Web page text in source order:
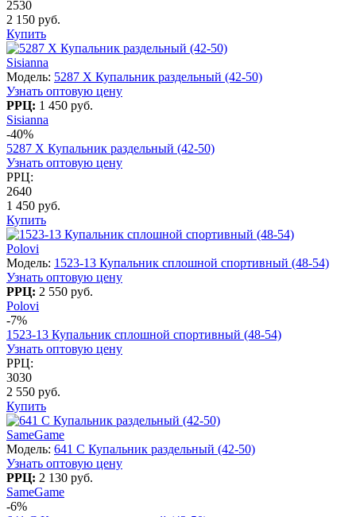
2530
2 150 руб.
Купить
Sisianna
Модель: 5287 X Купальник раздельный (42-50)
Узнать оптовую цену
РРЦ: 1 450 руб.
Sisianna
-40%
5287 X Купальник раздельный (42-50)
Узнать оптовую цену
РРЦ:
2640
1 450 руб.
Купить
Polovi
Модель: 1523-13 Купальник сплошной спортивный (48-54)
Узнать оптовую цену
РРЦ: 2 550 руб.
Polovi
-7%
1523-13 Купальник сплошной спортивный (48-54)
Узнать оптовую цену
РРЦ:
3030
2 550 руб.
Купить
SameGame
Модель: 641 C Купальник раздельный (42-50)
Узнать оптовую цену
РРЦ: 2 130 руб.
SameGame
-6%